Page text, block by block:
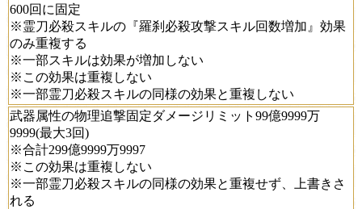
600回に固定
※霊刀必殺スキルの『羅刹必殺攻撃スキル回数増加』効果
のみ重複する
※一部スキルは効果が増加しない
※この効果は重複しない
※一部霊刀必殺スキルの同様の効果と重複しない
武器属性の物理追撃固定ダメージリミット99億9999万
9999(最大3回)
※合計299億9999万9997
※この効果は重複しない
※一部霊刀必殺スキルの同様の効果と重複せず、上書きさ
れる